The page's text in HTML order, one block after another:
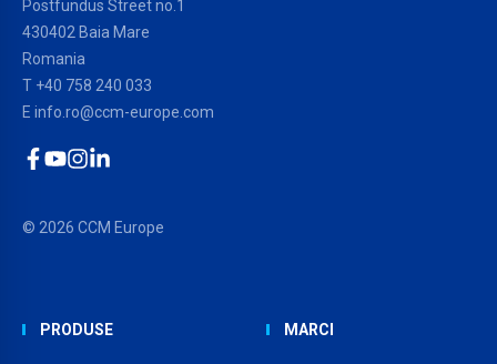
Postfundus Street no.1
430402 Baia Mare
Romania
T +40 758 240 033
E info.ro@ccm-europe.com
© 2026 CCM Europe
PRODUSE MARCI